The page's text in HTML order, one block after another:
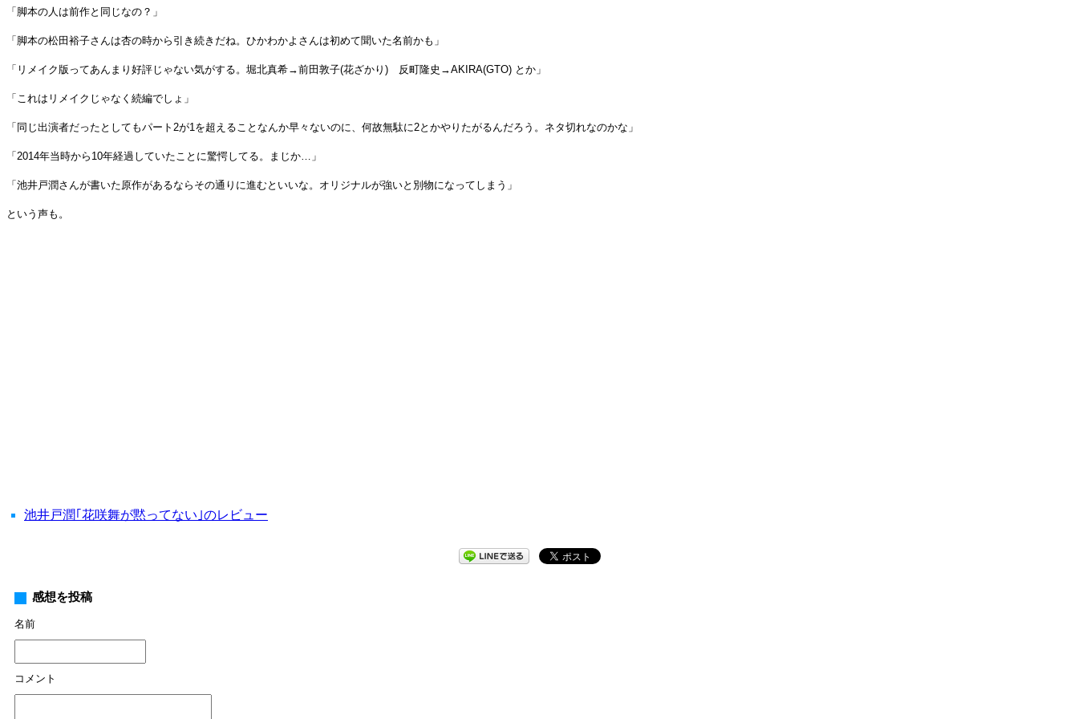
「脚本の人は前作と同じなの？」
「脚本の松田裕子さんは杏の時から引き続きだね。ひかわかよさんは初めて聞いた名前かも」
「リメイク版ってあんまり好評じゃない気がする。堀北真希→前田敦子(花ざかり) 反町隆史→AKIRA(GTO) とか」
「これはリメイクじゃなく続編でしょ」
「同じ出演者だったとしてもパート2が1を超えることなんか早々ないのに、何故無駄に2とかやりたがるんだろう。ネタ切れなのかな」
「2014年当時から10年経過していたことに驚愕してる。まじか…」
「池井戸潤さんが書いた原作があるならその通りに進むといいな。オリジナルが強いと別物になってしまう」
という声も。
池井戸潤｢花咲舞が黙ってない｣のレビュー
感想を投稿
名前
コメント